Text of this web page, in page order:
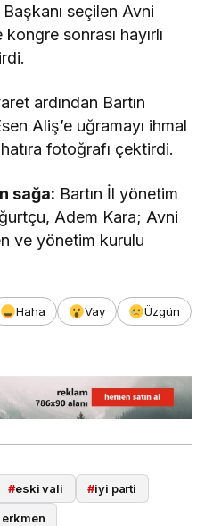
seçilen Avni
sonrası hayırlı
ardından Bartın
Aliş’e uğramayı ihmal
fotoğrafı çektirdi.
sağa: Bartın İl yönetim
Adem Kara; Avni
ve yönetim kurulu
Haha Vay
Üzgün
#eski vali #iyi parti